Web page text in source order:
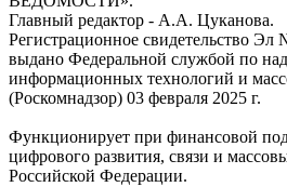
Главный редактор - А.А. Цуканова.
Регистрационное свидетельство
выдано Федеральной службой по
информационных технологий и
(Роскомнадзор) 03 февраля 2025 г.
Функционирует при финансовой
цифрового развития, связи и
Российской Федерации.